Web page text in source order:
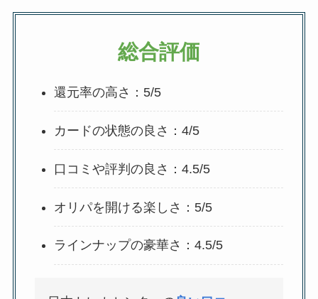
総合評価
還元率の高さ：5/5
カードの状態の良さ：4/5
口コミや評判の良さ：4.5/5
オリパを開ける楽しさ：5/5
ラインナップの豪華さ：4.5/5